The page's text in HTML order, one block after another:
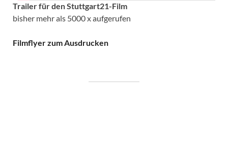
Trailer für den Stuttgart21-Film
bisher mehr als 5000 x aufgerufen
Filmflyer zum Ausdrucken